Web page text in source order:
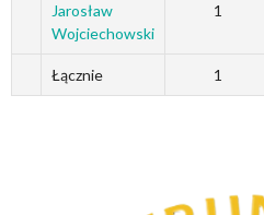
Jarosław
Wojciechowski
1
Łącznie 1